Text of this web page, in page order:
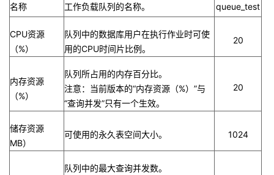
名称 工作负载队列的名称。 queue_test
CPU资源
（%）
队列中的数据库用户在执行作业时可使
用的CPU时间片比例。
20
内存资源
（%）
队列所占用的内存百分比。
注意：当前版本的“内存资源（%）”与
“查询并发”只有一个生效。
20
储存资源
MB）
可使用的永久表空间大小。 1024
队列中的最大查询并发数。